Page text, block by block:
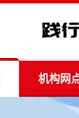
机构网